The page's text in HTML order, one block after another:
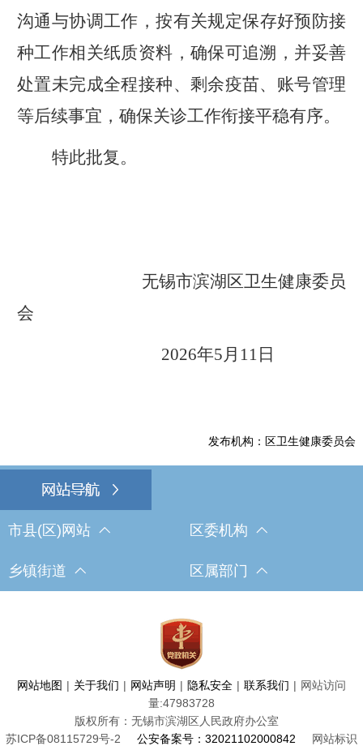
沟通与协调工作 ，按有关规定保存好预防接
种工作相关纸质资料 ，确保可追溯 ， 并妥善
处置未完成全程接种、剩余疫苗、账号管理
等后续事宜，确保关诊工作衔接平稳有序。
特此批复。
无锡市滨湖区卫生健康委员
会
2026年5月 11 日
发布机构：区卫生健康委员会
市县(区)网站 区委机构
乡镇街道 区属部门
网站地图 | 关于我们 | 网站声明 | 隐私安全 | 联系我们 | 网站访问
量:47983728
版权所有：无锡市滨湖区人民政府办公室
苏ICP备08115729号-2
公安备案号：32021102000842 网站标识